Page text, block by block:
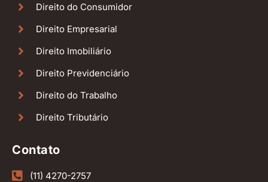
Direito do Consumidor
Direito Empresarial
Direito Imobiliário
Direito Previdenciário
Direito do Trabalho
Direito Tributário
Contato
(11) 4270-2757